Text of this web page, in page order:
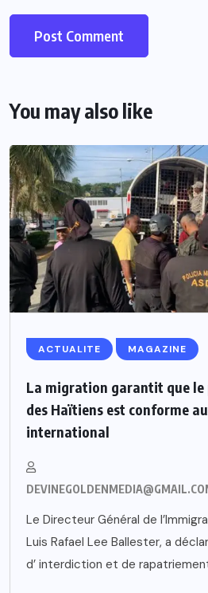
You may also like
ACTUALITE MAGAZINE
La migration garantit que le
des Haïtiens est conforme
international
Le Directeur Général de
Luis Rafael Lee Ballester, a
d’ interdiction et de